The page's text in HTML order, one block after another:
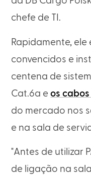
chefe de TI.
Rapidamente,
convencidos e
centena de
Cat.6a eos
do mercado nos
e na sala de
"Antes de utilizar
de ligação na